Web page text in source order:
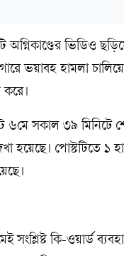
অগ্নিকাণ্ডের ভিডিও
ভয়াবহ হামলা
করে।
সকাল ৩৯ মিনিটে
হয়েছে। পোস্টটিতে
সংশ্লিষ্ট কি-ওয়ার্ড